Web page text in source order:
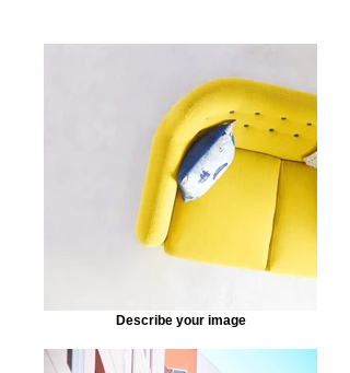
Describe your image